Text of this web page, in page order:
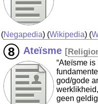
(Negapedia) (Wikipedia) (
Ateïsme [
“Ateïsme
god/gode
geen